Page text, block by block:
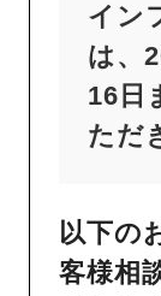
イン
は、
16日
ただ
以下の
客様相